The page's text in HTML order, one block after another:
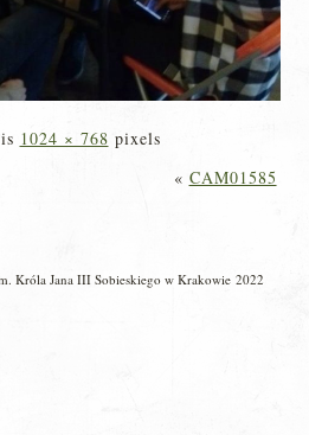
1024 × 768 pixels
« CAM01585
Króla Jana III Sobieskiego w Krakowie 2022